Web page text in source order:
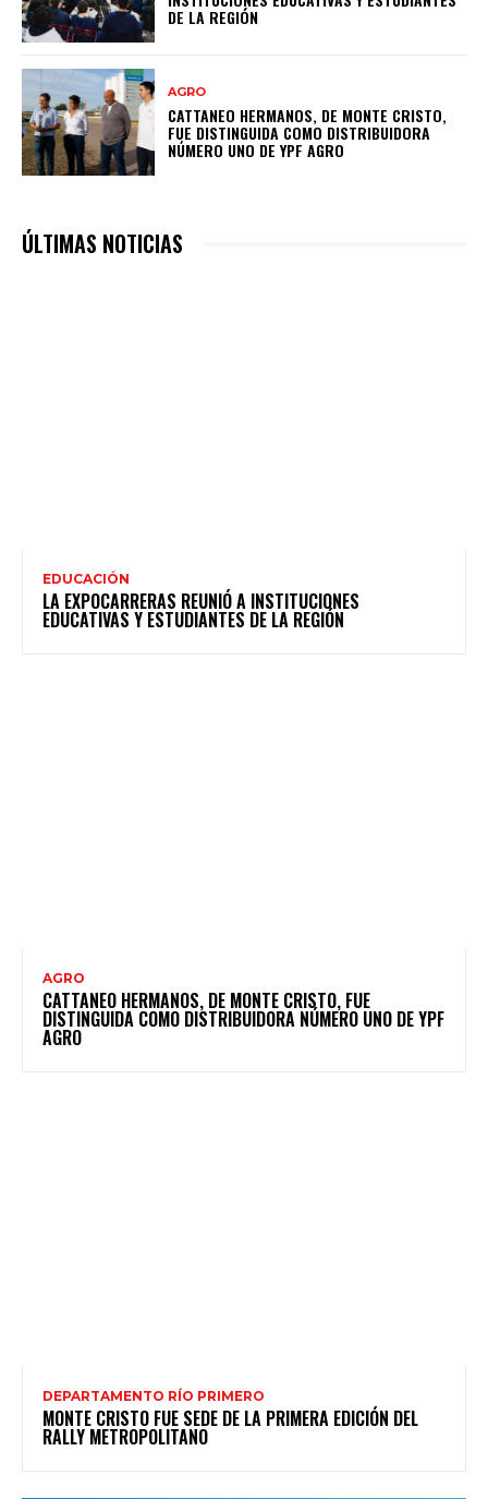
DE LA REGIÓN
AGRO
CATTANEO HERMANOS, DE MONTE CRISTO,
FUE DISTINGUIDA COMO DISTRIBUIDORA
NÚMERO UNO DE YPF AGRO
ÚLTIMAS NOTICIAS
EDUCACIÓN
LA EXPOCARRERAS REUNIÓ A INSTITUCIONES
EDUCATIVAS Y ESTUDIANTES DE LA REGIÓN
AGRO
CATTANEO HERMANOS, DE MONTE CRISTO, FUE
DISTINGUIDA COMO DISTRIBUIDORA NÚMERO UNO DE YPF
AGRO
DEPARTAMENTO RÍO PRIMERO
MONTE CRISTO FUE SEDE DE LA PRIMERA EDICIÓN DEL
RALLY METROPOLITANO